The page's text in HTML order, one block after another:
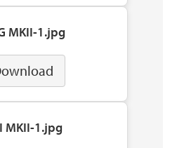
MKII-1.jpg
MKII-1.jpg